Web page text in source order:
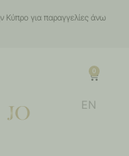
Κύπρο για παραγγελίες άνω
0
EN